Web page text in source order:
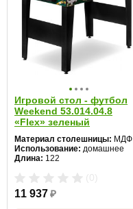
Игровой стол - футбол
Weekend 53.014.04.8
«Flex» зеленый
Материал столешницы: МДФ
Использование: домашнее
Длина: 122
11 937₽